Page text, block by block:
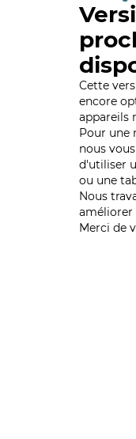
Cette
encore
appareils
Pour une
nous
d'utiliser
ou une
Nous
Merci de